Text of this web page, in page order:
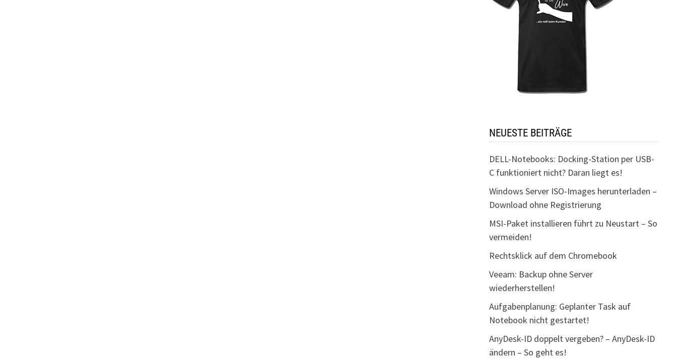
NEUESTE BEITRÄGE
DELL-Notebooks: Docking-Station per USB-
C funktioniert nicht? Daran liegt es!
Windows Server ISO-Images herunterladen –
Download ohne Registrierung
MSI-Paket installieren führt zu Neustart – So
vermeiden!
Rechtsklick auf dem Chromebook
Veeam: Backup ohne Server
wiederherstellen!
Aufgabenplanung: Geplanter Task auf
Notebook nicht gestartet!
AnyDesk-ID doppelt vergeben? – AnyDesk-ID
ändern – So geht es!